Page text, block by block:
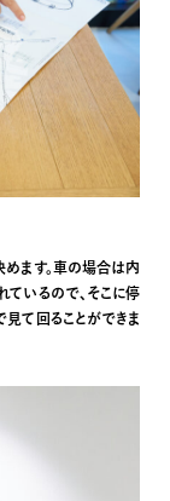
ます。車の場合は内
ているので、そこに停
て回ることができま